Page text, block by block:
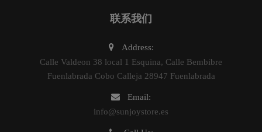
联系我们
Address:
Calle Valdeon 38 local 1 Esquina, Calle Bembibre
Fuenlabrada Cobo Calleja 28947 Fuenlabrada
Email:
info@sunjoystore.es